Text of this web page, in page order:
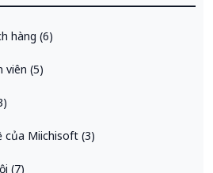
hàng (6)
viên (5)
của Miichisoft (3)
(7)